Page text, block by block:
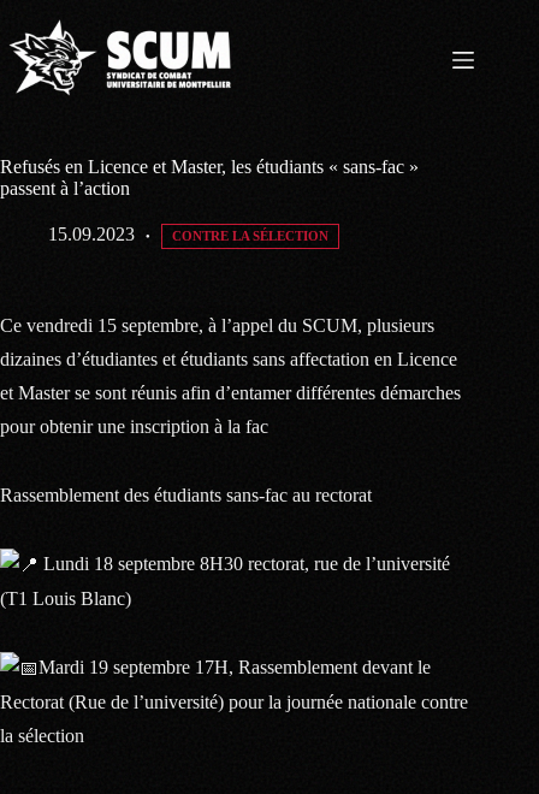
contenu
Refusés en Licence et Master, les étudiants « sans-fac »
passent à l’action
15.09.2023 CONTRE LA SÉLECTION
Ce vendredi 15 septembre, à l’appel du SCUM, plusieurs
dizaines d’étudiantes et étudiants sans affectation en Licence
et Master se sont réunis afin d’entamer différentes démarches
pour obtenir une inscription à la fac
Rassemblement des étudiants sans-fac au rectorat
Lundi 18 septembre 8H30 rectorat, rue de l’université
(T1 Louis Blanc)
Mardi 19 septembre 17H, Rassemblement devant le
Rectorat (Rue de l’université) pour la journée nationale contre
la sélection